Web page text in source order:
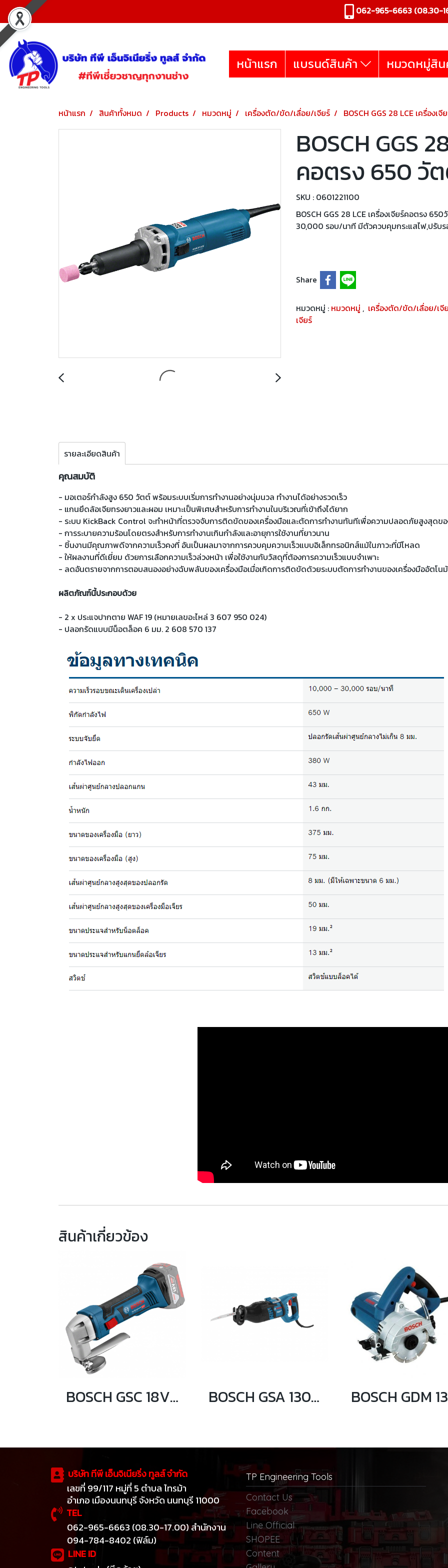
062-965-6663 (08.30-
หน้าแรก แบรนด์สินค้า หมวดหมู่สิน
หน้าแรก สินค้าทั้งหมด Products หมวดหมู่ เครื่องตัด/ขัด/เลื่อย/เจียร์ BOSCH GGS 28 LCE เครื่อง
BOSCH GGS
คอตรง 650 วั
SKU : 0601221100
BOSCH GGS 28 LCE เครื่องเจียร์คอตรง
30,000 รอบ/นาที มีตัวควบคุมกระแสไฟ,ปรับ
Share
หมวดหมู่ : หมวดหมู่ , เครื่องตัด/ขัด/เลื่อย/เจี
เจียร์
รายละเอียดสินค้า
คุณสมบัติ
- มอเตอร์กำลังสูง 650 วัตต์ พร้อมระบบเริ่มการทำงานอย่างนุ่มนวล ทำงานได้อย่างรวดเร็ว
- แกนยึดล้อเจียทรงยาวและผอม เหมาะเป็นพิเศษสำหรับการทำงานในบริเวณที่เข้าถึงได้ยาก
- ระบบ KickBack Control จะทำหน้าที่ตรวจจับการติดขัดของเครื่องมือและตัดการทำงานทันทีเพื่อความปลอดภัยสูงสุดข
- การระบายความร้อนโดยตรงสำหรับการทำงานเกินกำลังและอายุการใช้งานที่ยาวนาน
- ชิ้นงานมีคุณภาพดีจากความเร็วคงที่ อันเป็นผลมาจากการควบคุมความเร็วแบบอิเล็กทรอนิกส์แม้ในภาวะที่มีโหลด
- ให้ผลงานที่ดีเยี่ยม ด้วยการเลือกความเร็วล่วงหน้า เพื่อใช้งานกับวัสดุที่ต้องการความเร็วแบบจำเพาะ
- ลดอันตรายจากการตอบสนองอย่างฉับพลันของเครื่องมือเมื่อเกิดการติดขัดด้วยระบบตัดการทำงานของเครื่องมืออัตโน
ผลิตภัณฑ์นี้ประกอบด้วย
- 2 x ประแจปากตาย WAF 19 (หมายเลขอะไหล่ 3 607 950 024)
- ปลอกรัดแบบมีน็อตล็อค 6 มม. 2 608 570 137
สินค้าเกี่ยวข้อง
BOSCH GSC 18V-16 เครื่องตัดแผ่นโลหะไร้สาย 18V (ตัวเปล่า) BOSCH GSA 1300 PCE เลื่อยชักอเนกประสงค์ 1,300 วัตต์
บริษัท ทีพี เอ็นจิเนียริ่ง ทูลส์ จำกัด
เลขที่ 99/117 หมู่ที่ 5 ตำบล ไทรม้า
อำเภอ เมืองนนทบุรี จังหวัด นนทบุรี 11000
TEL
062-965-6663 (08.30-17.00) สำนักงาน
094-784-8402 (ฟิล์ม)
LINE ID
TP Engineering Tools
Contact Us
Facebook
Line Official
SHOPEE
Content